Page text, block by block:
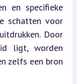
en specifieke
schatten voor
Door
ligt, worden
zelfs een bron